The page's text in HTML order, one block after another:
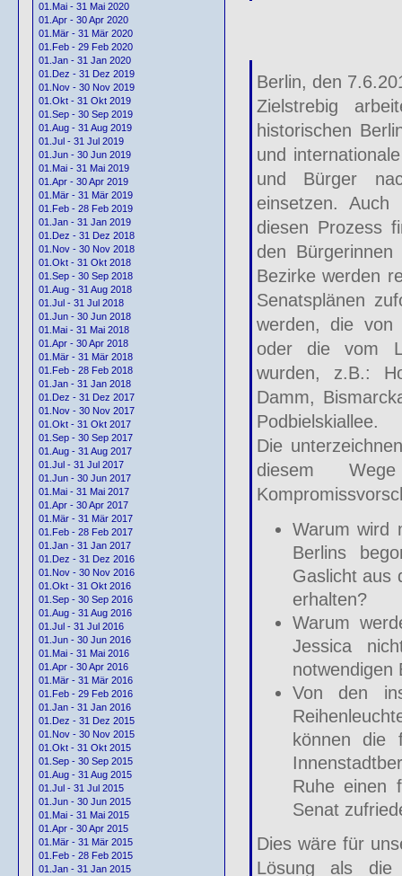
01.Mai - 31 Mai 2020
01.Apr - 30 Apr 2020
01.Mär - 31 Mär 2020
01.Feb - 29 Feb 2020
01.Jan - 31 Jan 2020
01.Dez - 31 Dez 2019
01.Nov - 30 Nov 2019
01.Okt - 31 Okt 2019
01.Sep - 30 Sep 2019
01.Aug - 31 Aug 2019
01.Jul - 31 Jul 2019
01.Jun - 30 Jun 2019
01.Mai - 31 Mai 2019
01.Apr - 30 Apr 2019
01.Mär - 31 Mär 2019
01.Feb - 28 Feb 2019
01.Jan - 31 Jan 2019
01.Dez - 31 Dez 2018
01.Nov - 30 Nov 2018
01.Okt - 31 Okt 2018
01.Sep - 30 Sep 2018
01.Aug - 31 Aug 2018
01.Jul - 31 Jul 2018
01.Jun - 30 Jun 2018
01.Mai - 31 Mai 2018
01.Apr - 30 Apr 2018
01.Mär - 31 Mär 2018
01.Feb - 28 Feb 2018
01.Jan - 31 Jan 2018
01.Dez - 31 Dez 2017
01.Nov - 30 Nov 2017
01.Okt - 31 Okt 2017
01.Sep - 30 Sep 2017
01.Aug - 31 Aug 2017
01.Jul - 31 Jul 2017
01.Jun - 30 Jun 2017
01.Mai - 31 Mai 2017
01.Apr - 30 Apr 2017
01.Mär - 31 Mär 2017
01.Feb - 28 Feb 2017
01.Jan - 31 Jan 2017
01.Dez - 31 Dez 2016
01.Nov - 30 Nov 2016
01.Okt - 31 Okt 2016
01.Sep - 30 Sep 2016
01.Aug - 31 Aug 2016
01.Jul - 31 Jul 2016
01.Jun - 30 Jun 2016
01.Mai - 31 Mai 2016
01.Apr - 30 Apr 2016
01.Mär - 31 Mär 2016
01.Feb - 29 Feb 2016
01.Jan - 31 Jan 2016
01.Dez - 31 Dez 2015
01.Nov - 30 Nov 2015
01.Okt - 31 Okt 2015
01.Sep - 30 Sep 2015
01.Aug - 31 Aug 2015
01.Jul - 31 Jul 2015
01.Jun - 30 Jun 2015
01.Mai - 31 Mai 2015
01.Apr - 30 Apr 2015
01.Mär - 31 Mär 2015
01.Feb - 28 Feb 2015
01.Jan - 31 Jan 2015
Berlin, den
Zielstrebig
historischen
und
und Bürger
einsetzen.
diesen Prozess
den
Bezirke werden
Senatsplänen
werden, die von
oder die vom
wurden, z.B.:
Damm,
Podbielskiallee.
Die
diesem
Warum wird
Berlins
Gaslicht aus
erhalten?
Warum
Jessica
notwendigen
Von den
können die
Ruhe einen
Senat
Dies wäre für
Lösung als